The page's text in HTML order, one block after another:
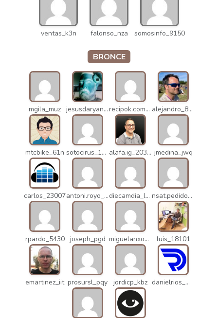
ventas_k3n falonso_nza somosinfo_9150
BRONCE
mgila_muz jesusdaryanani_mko recipok.com_n5u alejandro_8931
mtcbike_61n sotocirus_11872 alafa.ig_20338 jmedina_jwq
carlos_23007 antoni.royo_10023 diecamdia_l27 nsat.pedidos_1235
rpardo_5430 joseph_pgd miguelanxogomez_21982 luis_18101
emartinez_iit prosursl_pqy jordicp_kbz danielrios_mqb